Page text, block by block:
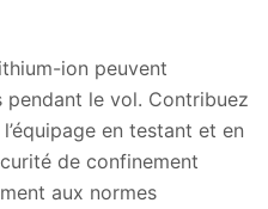
ion peuvent
pendant le vol. Contribuez
en testant et en
de confinement
aux normes